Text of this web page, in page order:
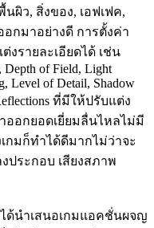
ผิว, สิ่งของ, เอฟเฟค,
อกมาอย่างดี การตั้งค่า
รายละเอียดได้ เช่น
Depth of Field, Light
Level of Detail, Shadow
ที่มีให้ปรับแต่ง
ออกยอดเยี่ยมลื่นไหลไม่มี
กมก็ทำได้ดีมากไม่ว่าจะ
ประกอบ เสียงสภาพ
ได้นำเสนอเกมแอคชั่นผจญ